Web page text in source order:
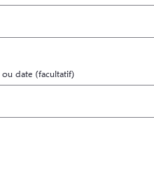
ou date (facultatif)